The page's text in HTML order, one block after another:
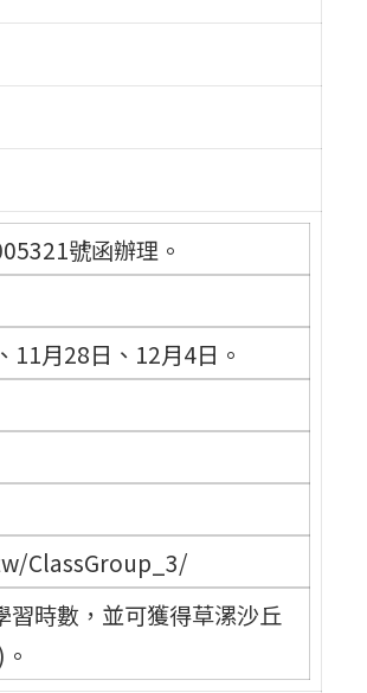
號函辦理。
11月28日、12月4日。
ClassGroup_3/
時數，並可獲得草漯沙丘